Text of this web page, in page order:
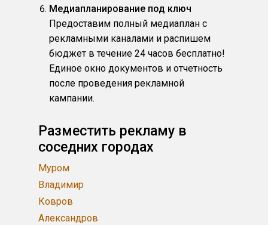
Медиапланирование под ключ
Предоставим полный медиаплан с
рекламными каналами и распишем
бюджет в течение 24 часов бесплатно!
Единое окно документов и отчетность
после проведения рекламной
кампании.
Разместить рекламу в
соседних городах
Муром
Владимир
Ковров
Александров